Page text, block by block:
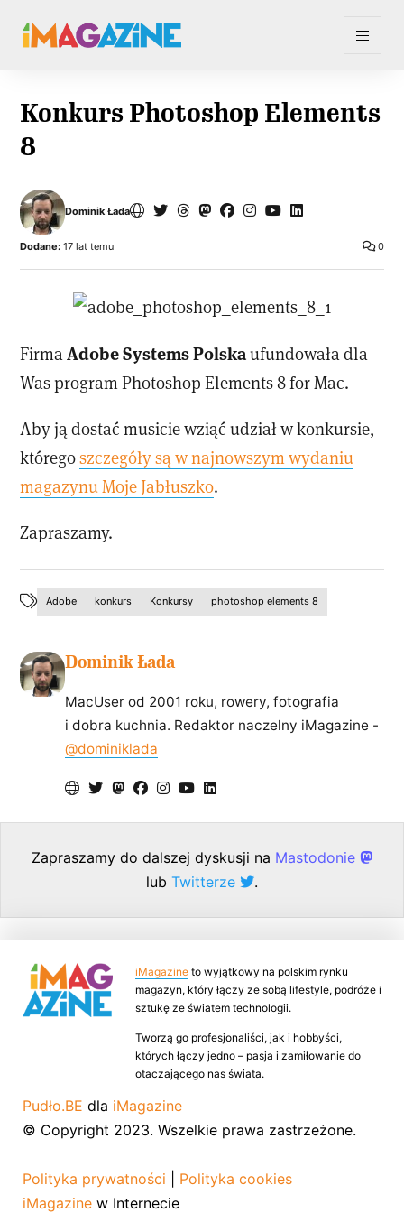
Konkurs Photoshop Elements
8
Dominik Łada
0
Dodane: 17 lat temu
Firma Adobe Systems Polskaufundowała dla
Was program Photoshop Elements 8 for Mac.
Aby ją dostać musicie wziąć udział w konkursie,
któregoszczegóły są w najnowszym wydaniu
magazynu Moje Jabłuszko.
Zapraszamy.
Adobe konkurs Konkursy photoshop elements 8
Dominik Łada
MacUser od 2001 roku, rowery, fotografia
i dobra kuchnia. Redaktor naczelny iMagazine -
@dominiklada
Zapraszamy do dalszej dyskusji na Mastodonie
lub Twitterze .
iMagazine to wyjątkowy na polskim rynku
magazyn, który łączy ze sobą lifestyle, podróże i
sztukę ze światem technologii.
Tworzą go profesjonaliści, jak i hobbyści,
których łączy jedno – pasja i zamiłowanie do
otaczającego nas świata.
Pudło.BE dla iMagazine
© Copyright 2023. Wszelkie prawa zastrzeżone.
Polityka prywatności
Polityka cookies
iMagazine w Internecie